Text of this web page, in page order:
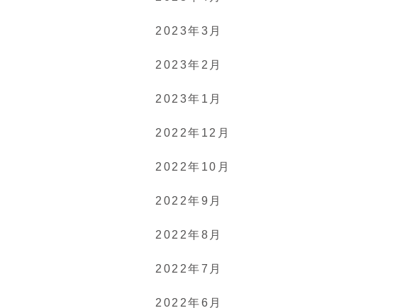
2023年3月
2023年2月
2023年1月
2022年12月
2022年10月
2022年9月
2022年8月
2022年7月
2022年6月